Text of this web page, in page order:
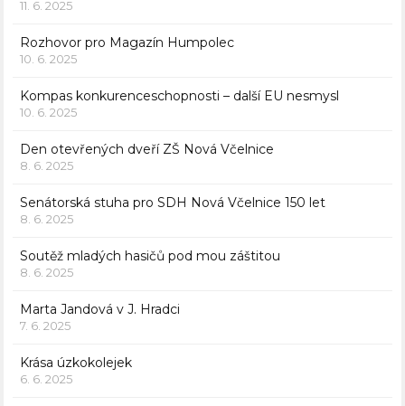
11. 6. 2025
Rozhovor pro Magazín Humpolec
10. 6. 2025
Kompas konkurenceschopnosti – další EU nesmysl
10. 6. 2025
Den otevřených dveří ZŠ Nová Včelnice
8. 6. 2025
Senátorská stuha pro SDH Nová Včelnice 150 let
8. 6. 2025
Soutěž mladých hasičů pod mou záštitou
8. 6. 2025
Marta Jandová v J. Hradci
7. 6. 2025
Krása úzkokolejek
6. 6. 2025